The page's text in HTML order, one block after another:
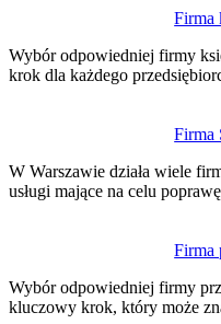
Firma
Wybór odpowiedniej firmy
krok dla każdego
Firma
W Warszawie działa wiele
usługi mające na celu
Firma
Wybór odpowiedniej firmy
kluczowy krok, który może